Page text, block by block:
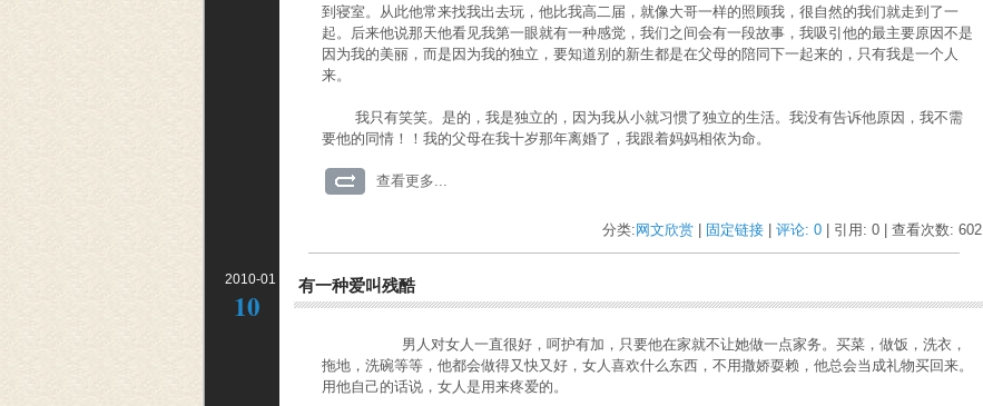
到寝室。从此他常来找我出去玩，他比我高二届，就像大哥一样的照顾我，很自然的我们就走到了一
起。后来他说那天他看见我第一眼就有一种感觉，我们之间会有一段故事，我吸引他的最主要原因不是
因为我的美丽，而是因为我的独立，要知道别的新生都是在父母的陪同下一起来的，只有我是一个人
来。
我只有笑笑。是的，我是独立的，因为我从小就习惯了独立的生活。我没有告诉他原因，我不需
要他的同情！！我的父母在我十岁那年离婚了，我跟着妈妈相依为命。
查看更多...
分类: 网文欣赏 固定链接 评论: 0 | 引用: 0 | 查看次数: 602
2010-01
10
有一种爱叫残酷
男人对女人一直很好，呵护有加，只要他在家就不让她做一点家务。买菜，做饭，洗衣，
拖地，洗碗等等，他都会做得又快又好，女人喜欢什么东西，不用撒娇耍赖，他总会当成礼物买回来。
用他自己的话说，女人是用来疼爱的。